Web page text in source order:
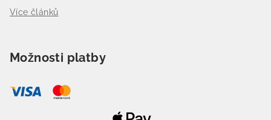
Více článků
Možnosti platby